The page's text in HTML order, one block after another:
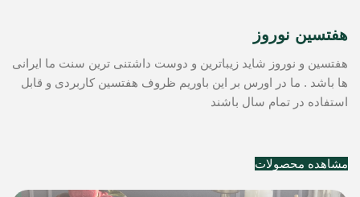
هفتسین نوروز
هفتسین و نوروز شاید زیباترین و دوست داشتنی ترین سنت ما ایرانی
ها باشد . ما در اورس بر این باوریم ظروف هفتسین کاربردی و قابل
استفاده در تمام سال باشند
مشاهده محصولات